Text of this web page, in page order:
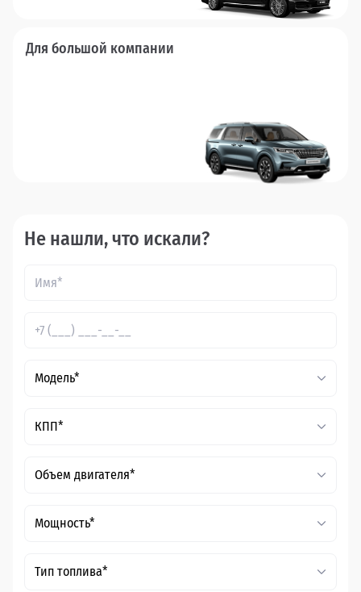
Для большой компании
Не нашли, что искали?
Модель*
КПП*
Объем двигателя*
Мощность*
Тип топлива*